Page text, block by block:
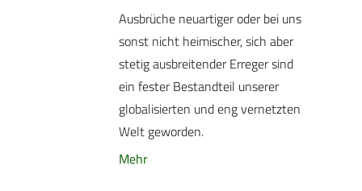
Ausbrüche neuartiger oder bei uns
sonst nicht heimischer, sich aber
stetig ausbreitender Erreger sind
ein fester Bestandteil unserer
globalisierten und eng vernetzten
Welt geworden.
Mehr